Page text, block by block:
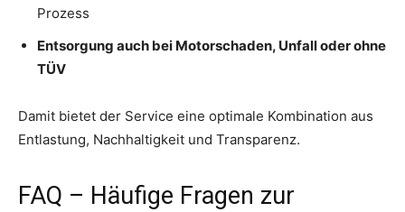
Prozess
Entsorgung auch bei Motorschaden, Unfall oder ohne
TÜV
Damit bietet der Service eine optimale Kombination aus
Entlastung, Nachhaltigkeit und Transparenz.
FAQ – Häufige Fragen zur